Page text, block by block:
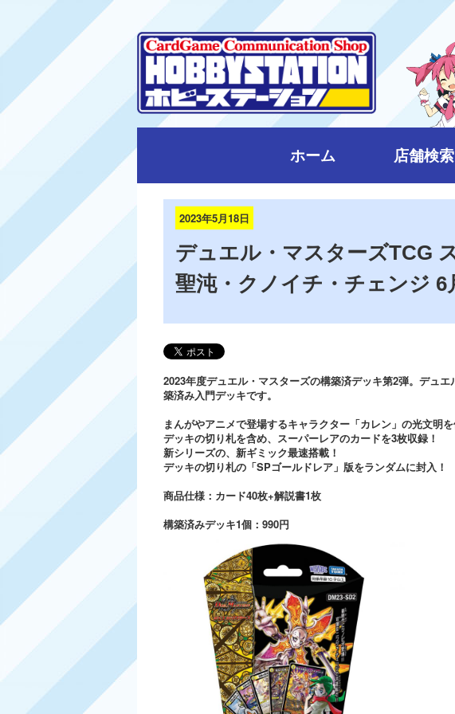
ホーム 店舗検索
2023年5月18日
デュエル・マスターズTCG
聖沌・クノイチ・チェンジ 6
2023年度デュエル・マスターズの構築済デッキ第2弾。デュ
築済み入門デッキです。
まんがやアニメで登場するキャラクター「カレン」の光文明
デッキの切り札を含め、スーパーレアのカードを3枚収録！
新シリーズの、新ギミック最速搭載！
デッキの切り札の「SPゴールドレア」版をランダムに封入！
商品仕様：カード40枚+解説書1枚
構築済みデッキ1個：990円